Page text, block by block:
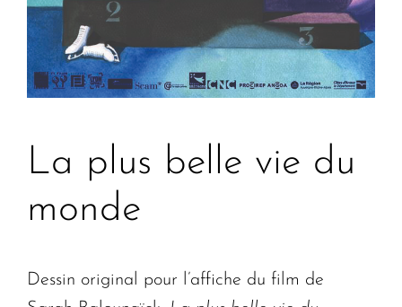
La plus belle vie du
monde
Dessin original pour l’affiche du film de